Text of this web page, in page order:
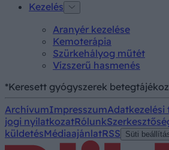
Kezelés
Aranyér kezelése
Kemoterápia
Szürkehályog műtét
Vízszerű hasmenés
*Keresett gyógyszerek
ArchívumImpresszumAdatkezelési
jogi nyilatkozatRólunk
küldetésMédiaajánlatRSS Süti